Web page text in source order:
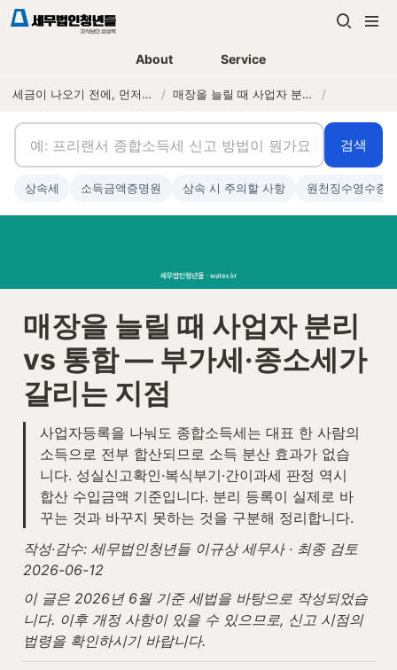
About Service
세금이 나오기 전에, 먼저 연락하는 세무법인 / 매장을 늘릴 때 사업자 분리 vs 통합 — 부가세·종소세가 갈리는 지점 /
매장을 늘릴 때 사업자 분리
vs 통합 — 부가세·종소세가
갈리는 지점
사업자등록을 나눠도 종합소득세는 대표 한 사람의
소득으로 전부 합산되므로 소득 분산 효과가 없습
니다. 성실신고확인·복식부기·간이과세 판정 역시
합산 수입금액 기준입니다. 분리 등록이 실제로 바
꾸는 것과 바꾸지 못하는 것을 구분해 정리합니다.
작성·감수: 세무법인청년들 이규상 세무사 · 최종 검토
2026-06-12
이 글은 2026년 6월 기준 세법을 바탕으로 작성되었습
니다. 이후 개정 사항이 있을 수 있으므로, 신고 시점의
법령을 확인하시기 바랍니다.
검색
상속세 소득금액증명원 상속 시 주의할 사항 원천징수영수증